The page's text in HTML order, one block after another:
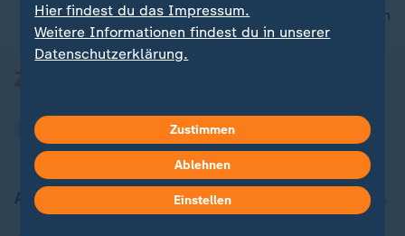
nach oben
Aktuell bei ZDFheute
Hier findest du das Impressum.
Weitere Informationen findest du in unserer
Datenschutzerklärung.
Zustimmen
Ablehnen
Einstellen